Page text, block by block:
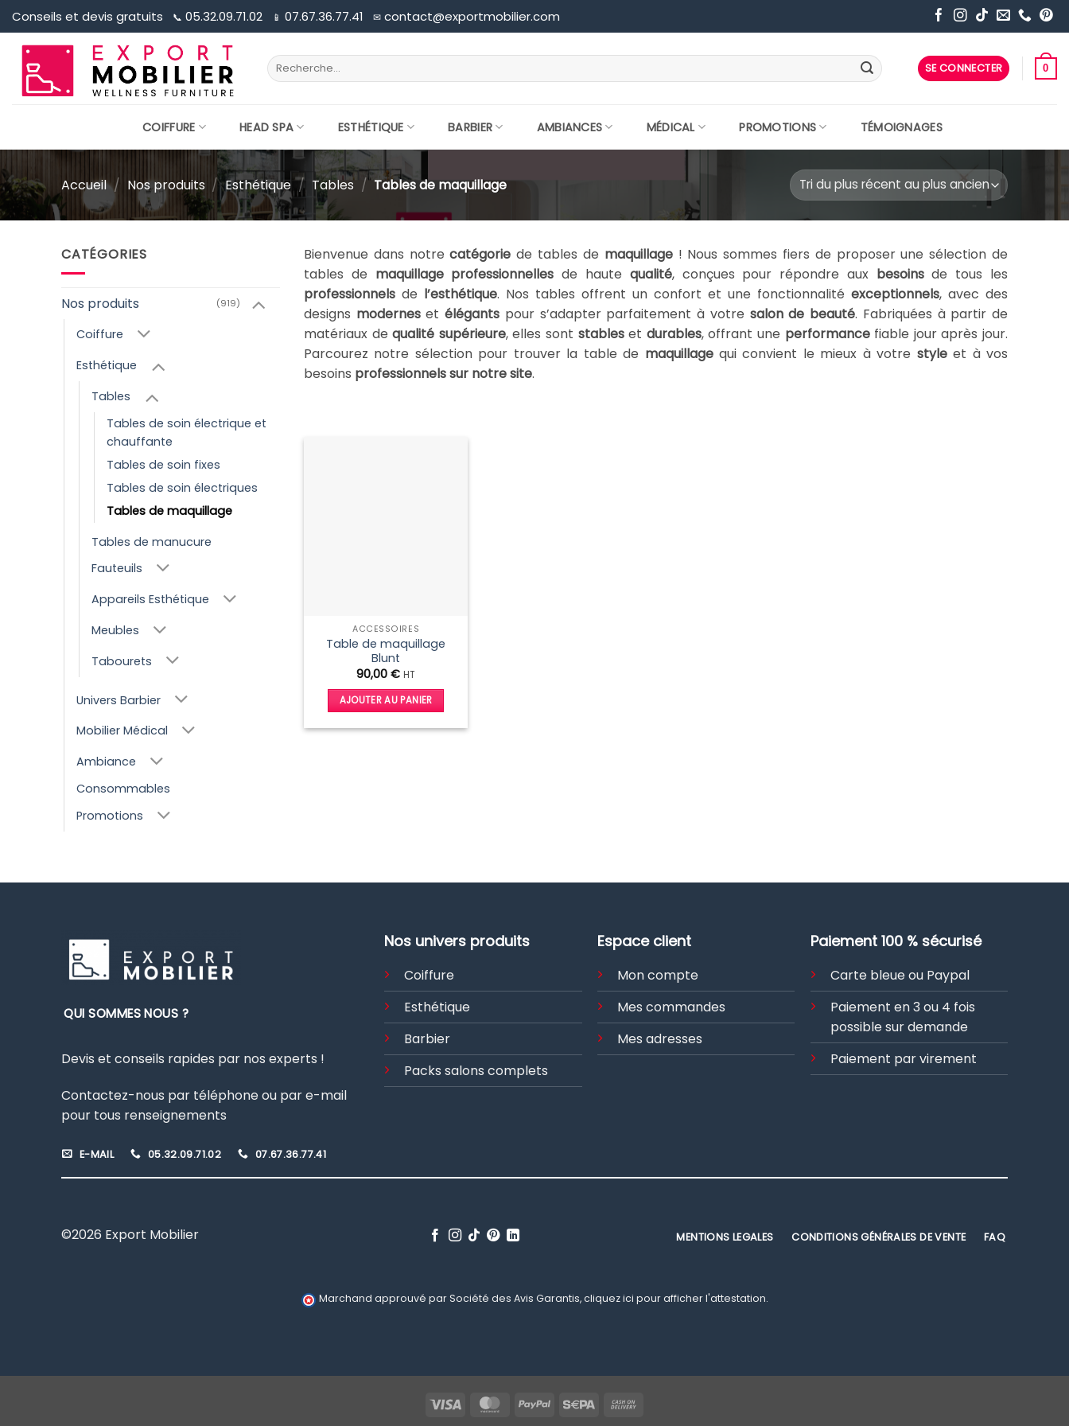
Passer
au
contenu
Conseils et devis gratuits 📞︎ 05.32.09.71.02 📱︎ 07.67.36.77.41 ✉ contact@exportmobilier.com
Recherche
pour :
SE CONNECTER 0
COIFFURE HEAD SPA ESTHÉTIQUE BARBIER AMBIANCES MÉDICAL PROMOTIONS TÉMOIGNAGES
Accueil / Nos produits / Esthétique / Tables / Tables de maquillage
CATÉGORIES
Nos produits (919)
Coiffure
Esthétique
Tables
Tables de soin électrique et
chauffante
Tables de soin fixes
Tables de soin électriques
Tables de maquillage
Tables de manucure
Fauteuils
Appareils Esthétique
Meubles
Tabourets
Univers Barbier
Mobilier Médical
Ambiance
Consommables
Promotions
Bienvenue dans notrecatégorie de tables de maquillage! Nous sommes fiers de proposer une sélection de
tables de maquillage professionnelles de haute qualité, conçues pour répondre aux besoinsde tous les
professionnels de l’esthétique. Nos tables offrent un confort et une fonctionnalité exceptionnels, avec des
designs modernesetélégants pour s’adapter parfaitement à votre salon de beauté. Fabriquées à partir de
matériaux dequalité supérieure, elles sont stableset durables, offrant une performancefiable jour après jour.
Parcourez notre sélection pour trouver la table de maquillagequi convient le mieux à votre styleet à vos
besoins professionnels sur notre site.
ACCESSOIRES
Table de maquillage
Blunt
90,00€ HT
AJOUTER AU PANIER
QUI SOMMES NOUS ?
Devis et conseils rapides par nos experts !
Contactez-nous par téléphone ou par e-mail
pour tous renseignements
E-MAIL 05.32.09.71.02 07.67.36.77.41
Nos univers produits
Coiffure
Esthétique
Barbier
Packs salons complets
Espace client
Mon compte
Mes commandes
Mes adresses
Paiement 100 % sécurisé
Carte bleue ou Paypal
Paiement en 3 ou 4 fois
possible sur demande
Paiement par virement
©2026 Export Mobilier MENTIONS LEGALES CONDITIONS GÉNÉRALES DE VENTE FAQ
Marchand approuvé par Société des Avis Garantis,cliquez ici pour afficher l'attestation.
Visa MasterCard
PayPal Sepa